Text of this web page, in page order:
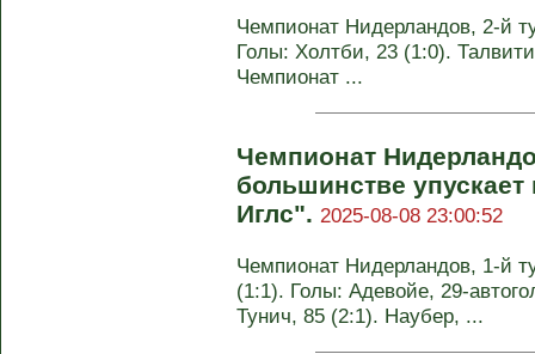
Чемпионат Нидерландов, 2-й
Голы: Холтби, 23 (1:0).
Чемпионат ...
Чемпионат
большинстве
Иглс". 2025-08-08 23:00:52
Чемпионат Нидерландов, 1-й
(1:1). Голы: Адевойе, 29-
Тунич, 85 (2:1). Наубер, ...